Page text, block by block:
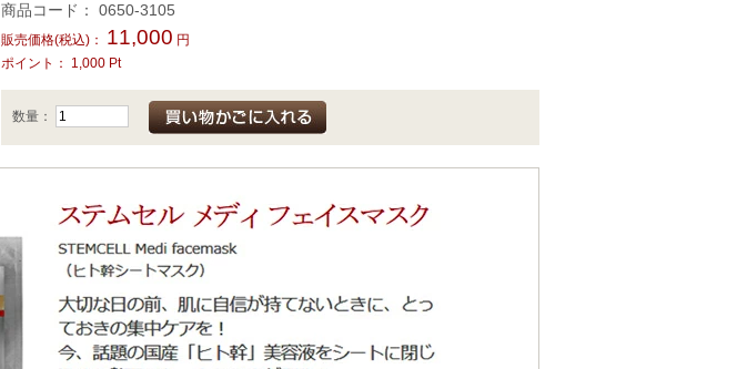
商品コード： 0650-3105
販売価格(税込)： 11,000 円
ポイント： 1,000Pt
数量：